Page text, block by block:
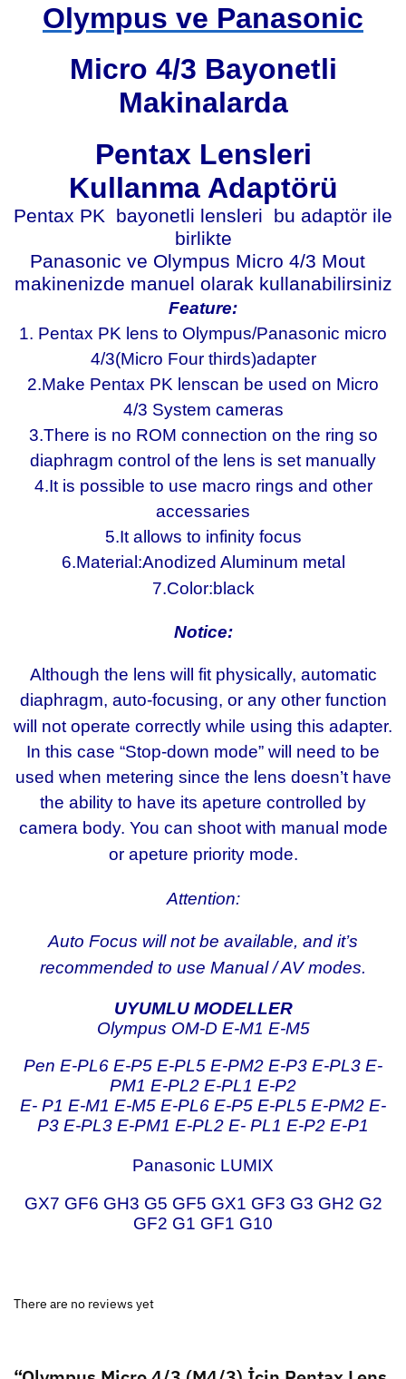
Olympus ve Panasonic
Micro 4/3 Bayonetli
Makinalarda
Pentax Lensleri
Kullanma Adaptörü
Pentax PK bayonetli lensleri bu adaptör ile
birlikte
Panasonic ve Olympus Micro 4/3 Mout
makinenizde manuel olarak kullanabilirsiniz
Feature:
1. Pentax PK lens to Olympus/Panasonic micro
4/3(Micro Four thirds)adapter
2.Make Pentax PK lenscan be used on Micro
4/3 System cameras
3.There is no ROM connection on the ring so
diaphragm control of the lens is set manually
4.It is possible to use macro rings and other
accessaries
5.It allows to infinity focus
6.Material:Anodized Aluminum metal
7.Color:black
Notice:
Although the lens will fit physically, automatic
diaphragm, auto-focusing, or any other function
will not operate correctly while using this adapter.
In this case “Stop-down mode” will need to be
used when metering since the lens doesn’t have
the ability to have its apeture controlled by
camera body. You can shoot with manual mode
or apeture priority mode.
Attention:
Auto Focus will not be available, and it’s
recommended to use Manual / AV modes.
UYUMLU MODELLER
Olympus OM-D E-M1 E-M5
Pen E-PL6 E-P5 E-PL5 E-PM2 E-P3 E-PL3 E-
PM1 E-PL2 E-PL1 E-P2
E- P1 E-M1 E-M5 E-PL6 E-P5 E-PL5 E-PM2 E-
P3 E-PL3 E-PM1 E-PL2 E- PL1 E-P2 E-P1
Panasonic LUMIX
GX7 GF6 GH3 G5 GF5 GX1 GF3 G3 GH2 G2
GF2 G1 GF1 G10
There are no reviews yet